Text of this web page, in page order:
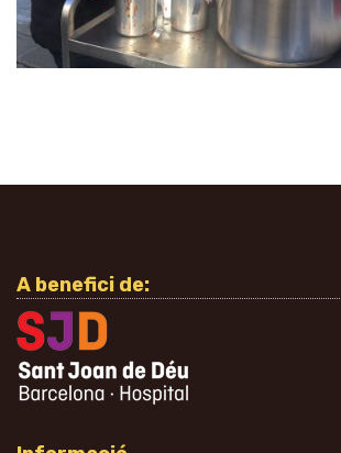
A benefici de: